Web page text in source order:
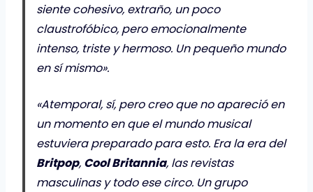
siente cohesivo, extraño, un poco
claustrofóbico, pero emocionalmente
intenso, triste y hermoso. Un pequeño mundo
en sí mismo».
«Atemporal, sí, pero creo que no apareció en
un momento en que el mundo musical
estuviera preparado para esto. Era la era del
Britpop, Cool Britannia, las revistas
masculinas y todo ese circo. Un grupo